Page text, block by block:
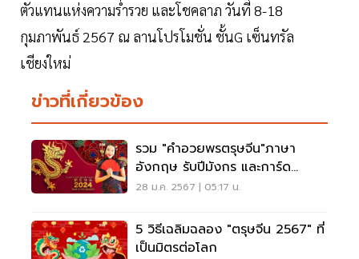
ตัวแทนแห่งความร่ำรวย และโชคลาภ วันที่ 8-18
กุมภาพันธ์ 2567 ณ ลานโปรโมชั่น ชั้นG เซ็นทรัล
เชียงใหม่
ข่าวที่เกี่ยวข้อง
รวม "คำอวยพรตรุษจีน"ภาษา
อังกฤษ รับปีมังกร และการ์ด
อวยพรพร้อมแชร์
28 ม.ค. 2567 | 05:17 น.
5 วิธีเฉลิมฉลอง "ตรุษจีน 2567" ที่
เป็นมิตรต่อโลก